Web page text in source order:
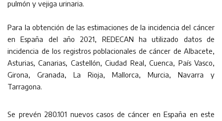
pulmón y vejiga urinaria.
Para la obtención de las estimaciones de la incidencia del cáncer
en España del año 2021, REDECAN ha utilizado datos de
incidencia de los registros poblacionales de cáncer de Albacete,
Asturias, Canarias, Castellón, Ciudad Real, Cuenca, País Vasco,
Girona, Granada, La Rioja, Mallorca, Murcia, Navarra y
Tarragona.
Se prevén 280.101 nuevos casos de cáncer en España en este